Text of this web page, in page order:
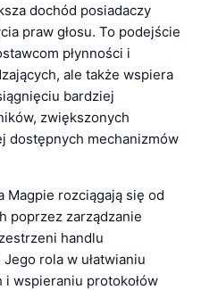
dochód posiadaczy
praw głosu. To podejście
płynności i
ale także wspiera
bardziej
zwiększonych
dostępnych mechanizmów
Magpie rozciągają się od
poprzez zarządzanie
handlu
rola w ułatwianiu
i wspieraniu protokołów